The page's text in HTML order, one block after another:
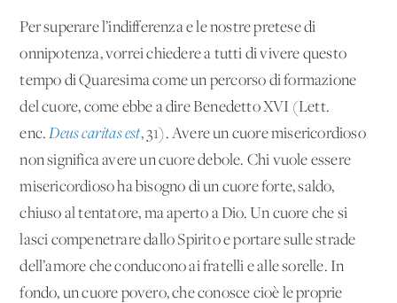
Per superare l’indifferenza e le nostre pretese di
onnipotenza, vorrei chiedere a tutti di vivere questo
tempo di Quaresima come un percorso di formazione
del cuore, come ebbe a dire Benedetto XVI (Lett.
enc.Deus caritas est, 31). Avere un cuore misericordioso
non significa avere un cuore debole. Chi vuole essere
misericordioso ha bisogno di un cuore forte, saldo,
chiuso al tentatore, ma aperto a Dio. Un cuore che si
lasci compenetrare dallo Spirito e portare sulle strade
dell’amore che conducono ai fratelli e alle sorelle. In
fondo, un cuore povero, che conosce cioè le proprie